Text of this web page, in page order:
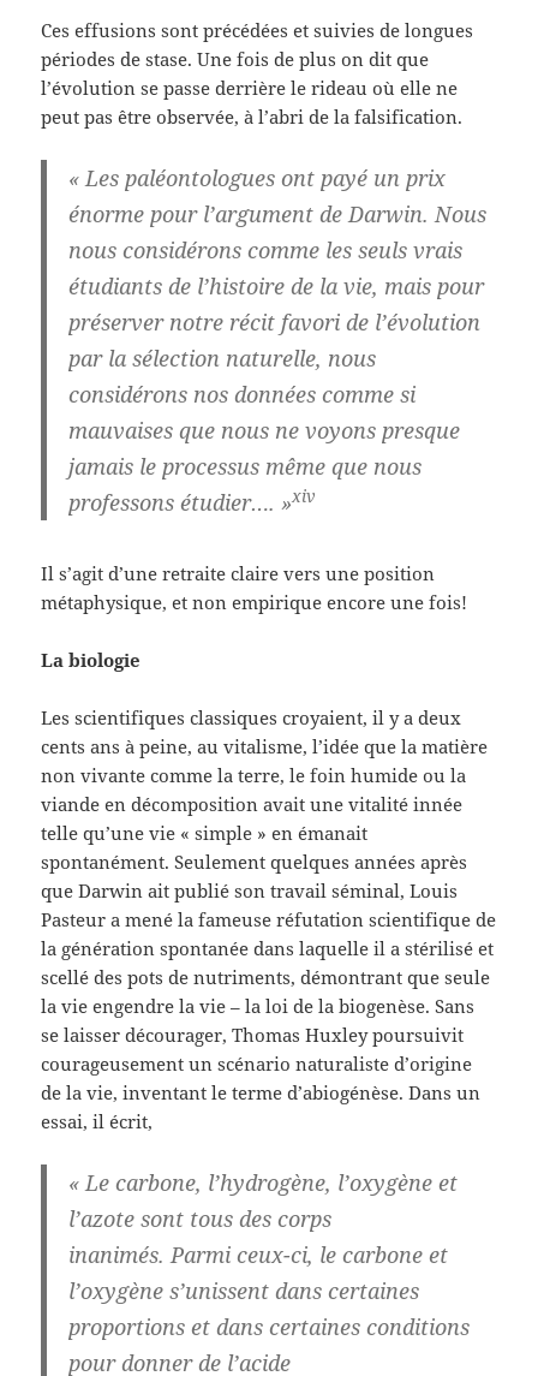
Ces effusions sont précédées et suivies de longues
périodes de stase. Une fois de plus on dit que
l’évolution se passe derrière le rideau où elle ne
peut pas être observée, à l’abri de la falsification.
« Les paléontologues ont payé un prix
énorme pour l’argument de Darwin. Nous
nous considérons comme les seuls vrais
étudiants de l’histoire de la vie, mais pour
préserver notre récit favori de l’évolution
par la sélection naturelle, nous
considérons nos données comme si
mauvaises que nous ne voyons presque
jamais le processus même que nous
professons étudier…. »xiv
Il s’agit d’une retraite claire vers une position
métaphysique, et non empirique encore une fois!
La biologie
Les scientifiques classiques croyaient, il y a deux
cents ans à peine, au vitalisme, l’idée que la matière
non vivante comme la terre, le foin humide ou la
viande en décomposition avait une vitalité innée
telle qu’une vie « simple » en émanait
spontanément. Seulement quelques années après
que Darwin ait publié son travail séminal, Louis
Pasteur a mené la fameuse réfutation scientifique de
la génération spontanée dans laquelle il a stérilisé et
scellé des pots de nutriments, démontrant que seule
la vie engendre la vie – la loi de la biogenèse. Sans
se laisser décourager, Thomas Huxley poursuivit
courageusement un scénario naturaliste d’origine
de la vie, inventant le terme d’abiogénèse. Dans un
essai, il écrit,
« Le carbone, l’hydrogène, l’oxygène et
l’azote sont tous des corps
inanimés. Parmi ceux-ci, le carbone et
l’oxygène s’unissent dans certaines
proportions et dans certaines conditions
pour donner de l’acide